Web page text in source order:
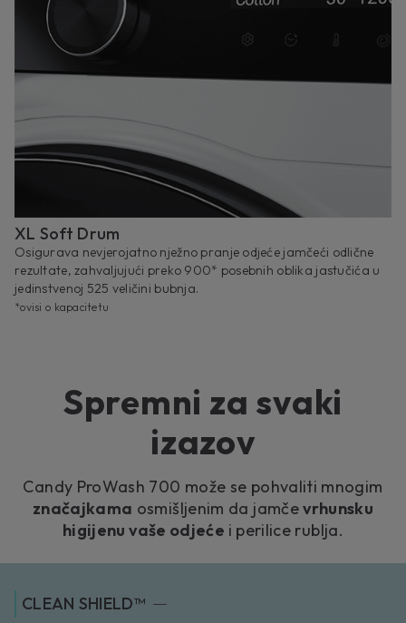
XL Soft Drum
Osigurava nevjerojatno nježno pranje odjeće jamčeći odlične
rezultate, zahvaljujući preko 900* posebnih oblika jastučića u
jedinstvenoj 525 veličini bubnja.
*ovisi o kapacitetu
Spremni za svaki
izazov
Candy ProWash 700 može se pohvaliti mnogim
značajkama osmišljenim da jamčevrhunsku
higijenu vaše odjeće i perilice rublja.
CLEAN SHIELD™